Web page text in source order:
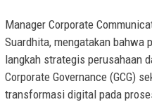
Manager Corporate
Suardhita, mengatakan bahwa
langkah strategis perusahaan
Corporate Governance (GCG)
transformasi digital pada